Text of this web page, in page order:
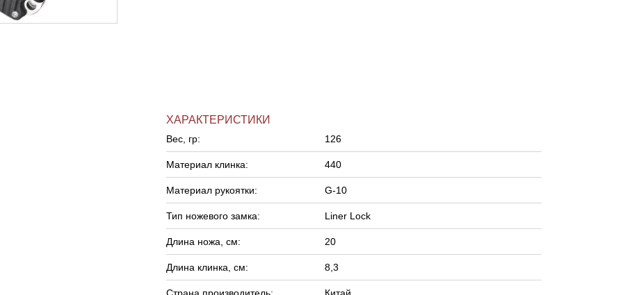
ХАРАКТЕРИСТИКИ
Вес, гр: 126
Материал клинка: 440
Материал рукоятки: G-10
Тип ножевого замка: Liner Lock
Длина ножа, см: 20
Длина клинка, см: 8,3
Страна производитель: Китай